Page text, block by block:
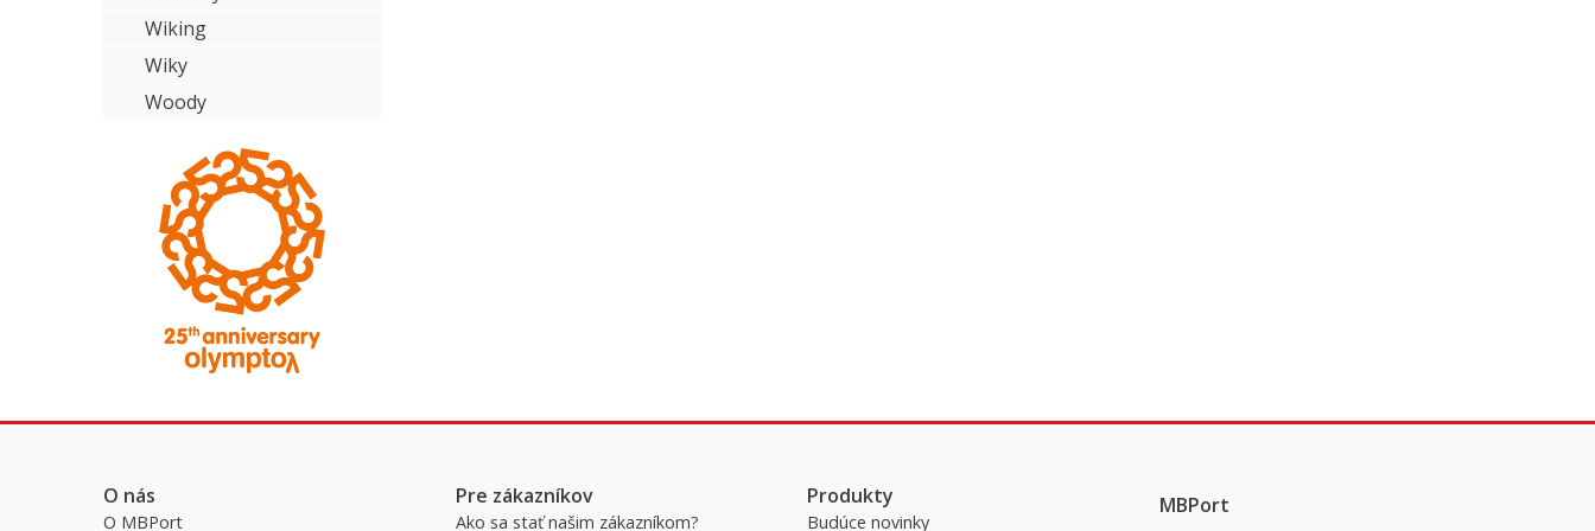
Wiking
Wiky
Woody
O nás
O MBPort
Pre zákazníkov
Ako sa stať našim zákazníkom?
Produkty
Budúce novinky
MBPort